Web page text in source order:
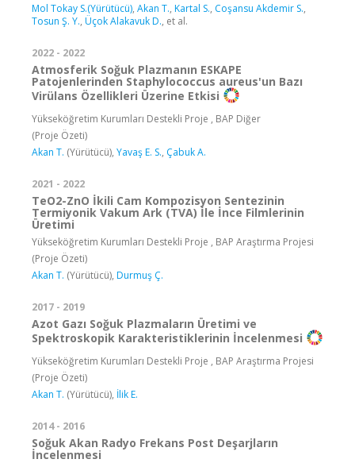
Mol Tokay S.(Yürütücü), Akan T., Kartal S., Coşansu Akdemir S.,
Tosun Ş. Y., Üçok Alakavuk D., et al.
2022 - 2022
Atmosferik Soğuk Plazmanın ESKAPE
Patojenlerinden Staphylococcus aureus'un Bazı
Virülans Özellikleri Üzerine Etkisi
Yükseköğretim Kurumları Destekli Proje , BAP Diğer
(Proje Özeti)
Akan T. (Yürütücü), Yavaş E. S., Çabuk A.
2021 - 2022
TeO2-ZnO İkili Cam Kompozisyon Sentezinin
Termiyonik Vakum Ark (TVA) İle İnce Filmlerinin
Üretimi
Yükseköğretim Kurumları Destekli Proje , BAP Araştırma Projesi
(Proje Özeti)
Akan T. (Yürütücü), Durmuş Ç.
2017 - 2019
Azot Gazı Soğuk Plazmaların Üretimi ve
Spektroskopik Karakteristiklerinin İncelenmesi
Yükseköğretim Kurumları Destekli Proje , BAP Araştırma Projesi
(Proje Özeti)
Akan T. (Yürütücü), İlik E.
2014 - 2016
Soğuk Akan Radyo Frekans Post Deşarjların
İncelenmesi